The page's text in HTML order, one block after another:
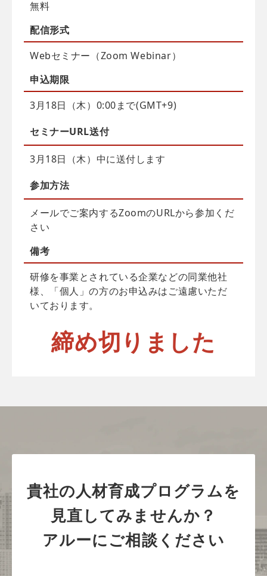
無料
配信形式
Webセミナー（Zoom Webinar）
申込期限
3月18日（木）0:00まで(GMT+9)
セミナーURL送付
3月18日（木）中に送付します
参加方法
メールでご案内するZoomのURLから参加くだ
さい
備考
研修を事業とされている企業などの同業他社
様、「個人」の方のお申込みはご遠慮いただ
いております。
締め切りました
貴社の人材育成プログラムを
見直してみませんか？
アルーにご相談ください